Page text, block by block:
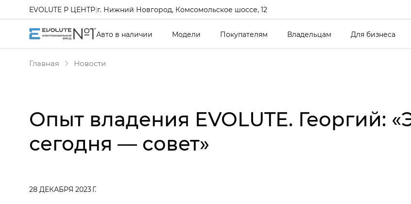
EVOLUTE Р ЦЕНТР|г. Нижний Новгород, Комсомольское шоссе, 12
Авто в наличии Модели Покупателям Владельцам Для бизнеса
Главная Новости
Опыт владения EVOLUTE. Георгий:
сегодня — совет»
28 ДЕКАБРЯ 2023 Г.